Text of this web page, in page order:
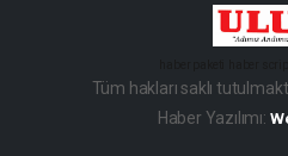
Tüm hakları saklı
Haber Yazılımı: